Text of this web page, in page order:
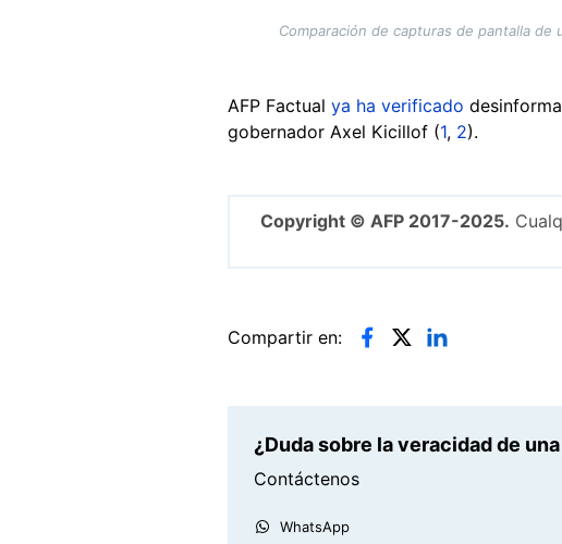
Comparación de capturas de pantalla
AFP Factual ya ha verificado
gobernador Axel Kicillof (1, 2).
Copyright © AFP 2017-2025.
Compartir en:
¿Duda sobre la veracidad de
Contáctenos
WhatsApp